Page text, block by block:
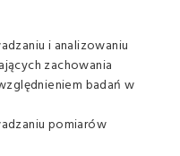
i analizowaniu
zachowania
badań w
pomiarów